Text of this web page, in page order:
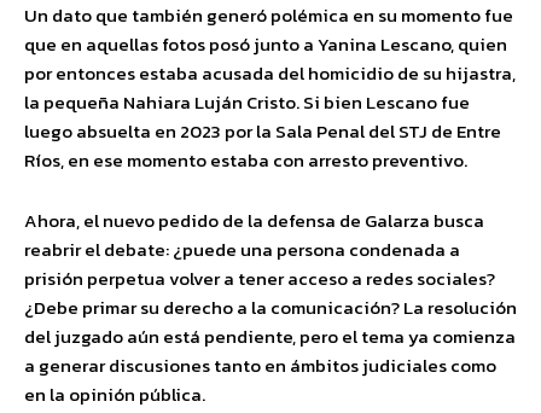
Un dato que también generó polémica en su momento fue
que en aquellas fotos posó junto a Yanina Lescano, quien
por entonces estaba acusada del homicidio de su hijastra,
la pequeña Nahiara Luján Cristo. Si bien Lescano fue
luego absuelta en 2023 por la Sala Penal del STJ de Entre
Ríos, en ese momento estaba con arresto preventivo.
Ahora, el nuevo pedido de la defensa de Galarza busca
reabrir el debate: ¿puede una persona condenada a
prisión perpetua volver a tener acceso a redes sociales?
¿Debe primar su derecho a la comunicación? La resolución
del juzgado aún está pendiente, pero el tema ya comienza
a generar discusiones tanto en ámbitos judiciales como
en la opinión pública.